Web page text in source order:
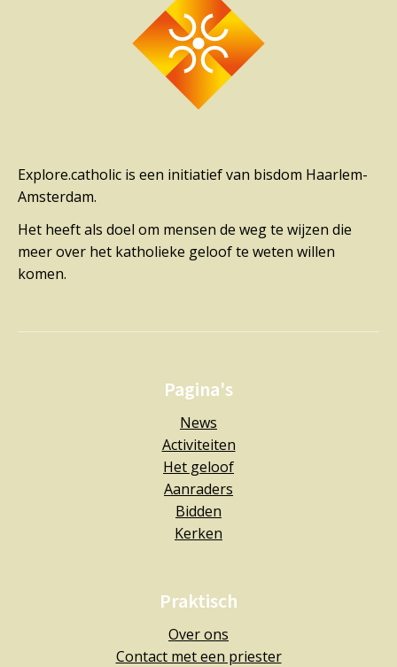
Explore.catholic is een initiatief van bisdom Haarlem-
Amsterdam.
Het heeft als doel om mensen de weg te wijzen die
meer over het katholieke geloof te weten willen
komen.
Pagina's
News
Activiteiten
Het geloof
Aanraders
Bidden
Kerken
Praktisch
Over ons
Contact met een priester